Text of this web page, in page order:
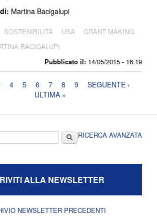
Pubblicato il: 14/05/2015 - 16:19
Martina Bacigalupi
SOSTENIBILITÀ USA GRANT MAKING
BACIGALUPI
4 5 6 7 8 9
SEGUENTE ›
ULTIMA »
CercaRICERCA AVANZATA
ALLA NEWSLETTER
NEWSLETTER PRECEDENTI